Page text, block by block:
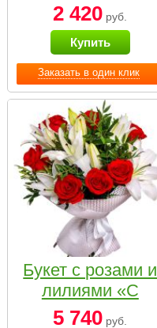
Заказать в один клик
2 420 руб.
Купить
Букет с розами и
лилиями «С
наилучшими
5 740 руб.